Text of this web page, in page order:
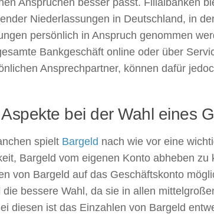
Ansprüchen besser passt. Filialbanken
Niederlassungen in Deutschland, in
persönlich in Anspruch genommen
Bankgeschäft online oder über
Ansprechpartner, können dafür
bei der Wahl eines
spielt Bargeld nach wie vor eine
Bargeld vom eigenen Konto abheben zu
von Bargeld auf das Geschäftskonto
die bessere Wahl, da sie in allen
diesen ist das Einzahlen von Bargeld